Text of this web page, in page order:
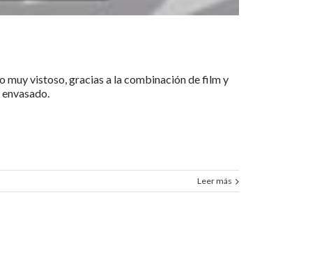
vistoso, gracias a la combinación de film y
Leer más